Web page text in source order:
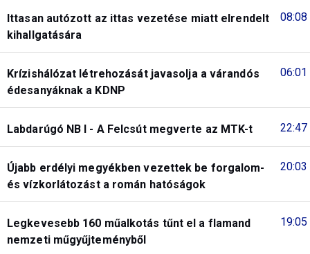
08:08
Ittasan autózott az ittas vezetése miatt elrendelt
kihallgatására
06:01
Krízishálózat létrehozását javasolja a várandós
édesanyáknak a KDNP
22:47
Labdarúgó NB I - A Felcsút megverte az MTK-t
20:03
Újabb erdélyi megyékben vezettek be forgalom-
és vízkorlátozást a román hatóságok
19:05
Legkevesebb 160 műalkotás tűnt el a flamand
nemzeti műgyűjteményből